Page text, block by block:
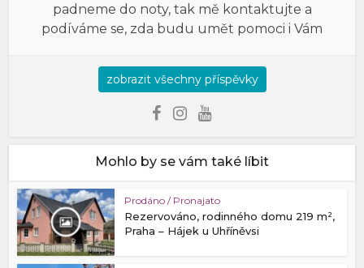
padneme do noty, tak mě kontaktujte a
podíváme se, zda budu umět pomoci i Vám
zobrazit všechny příspěvky
Mohlo by se vám také líbit
Prodáno / Pronajato
Rezervováno, rodinného domu 219 m²,
Praha – Hájek u Uhříněvsi